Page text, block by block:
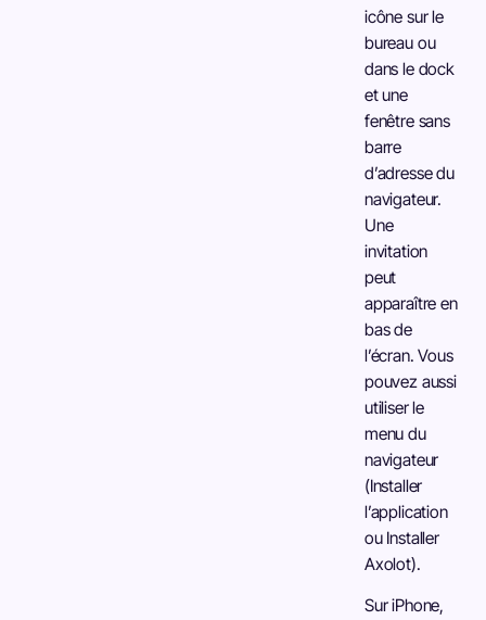
icône sur le
bureau ou
dans le dock
et une
fenêtre sans
barre
d’adresse du
navigateur.
Une
invitation
peut
apparaître en
bas de
l’écran. Vous
pouvez aussi
utiliser le
menu du
navigateur
(Installer
l’application
ou Installer
Axolot).
Sur iPhone,